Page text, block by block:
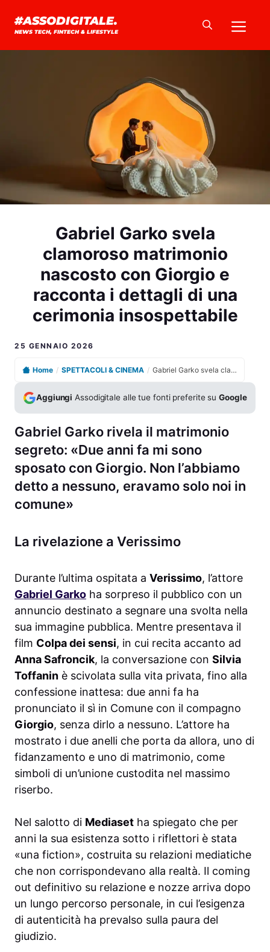
#ASSODIGITALE.
NEWS TECH, FINTECH & LIFESTYLE
Gabriel Garko svela
clamoroso matrimonio
nascosto con Giorgio e
racconta i dettagli di una
cerimonia insospettabile
25 GENNAIO 2026
Home / SPETTACOLI & CINEMA / Gabriel Garko svela clamoroso matrimonio nascosto con Giorgio e racconta i dettagli di una cerimonia insospettabile
Aggiungi Assodigitale alle tue fonti preferite suGoogle
Gabriel Garko rivela il matrimonio
segreto: «Due anni fa mi sono
sposato con Giorgio. Non l’abbiamo
detto a nessuno, eravamo solo noi in
comune»
La rivelazione a Verissimo
Durante l’ultima ospitata a Verissimo, l’attore
Gabriel Garko ha sorpreso il pubblico con un
annuncio destinato a segnare una svolta nella
sua immagine pubblica. Mentre presentava il
film Colpa dei sensi, in cui recita accanto ad
Anna Safroncik, la conversazione con Silvia
Toffanin è scivolata sulla vita privata, fino alla
confessione inattesa: due anni fa ha
pronunciato il sì in Comune con il compagno
Giorgio, senza dirlo a nessuno. L’attore ha
mostrato i due anelli che porta da allora, uno di
fidanzamento e uno di matrimonio, come
simboli di un’unione custodita nel massimo
riserbo.
Nel salotto di Mediaset ha spiegato che per
anni la sua esistenza sotto i riflettori è stata
«una fiction», costruita su relazioni mediatiche
che non corrispondevano alla realtà. Il coming
out definitivo su relazione e nozze arriva dopo
un lungo percorso personale, in cui l’esigenza
di autenticità ha prevalso sulla paura del
giudizio.